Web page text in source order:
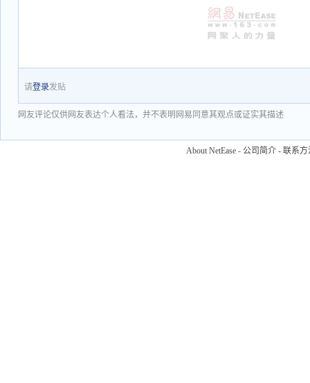
请登录发贴
网友评论仅供网友表达个人看法，并不表明网易同意其观点或证实其描述
About NetEase - 公司简介 - 联系方